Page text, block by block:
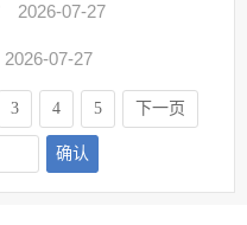
2026-07-27
2026-07-27
3 4 5 下一页
确认